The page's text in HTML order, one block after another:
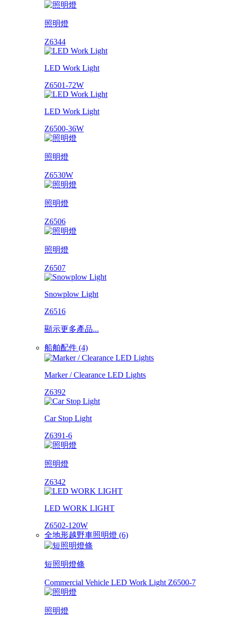
照明燈
Z6344
LED Work Light
Z6501-72W
LED Work Light
Z6500-36W
照明燈
Z6530W
照明燈
Z6506
照明燈
Z6507
Snowplow Light
Z6516
顯示更多產品...
船舶配件 (4)
Marker / Clearance LED Lights
Z6392
Car Stop Light
Z6391-6
照明燈
Z6342
LED WORK LIGHT
Z6502-120W
全地形越野車照明燈 (6)
短照明燈條
Commercial Vehicle LED Work Light Z6500-7
照明燈